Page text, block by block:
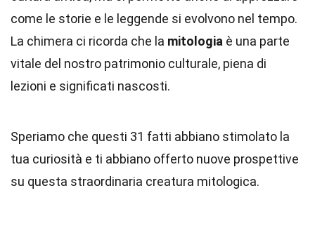
come le storie e le leggende si evolvono nel tempo.
La chimera ci ricorda che la mitologia è una parte
vitale del nostro patrimonio culturale, piena di
lezioni e significati nascosti.
Speriamo che questi 31 fatti abbiano stimolato la
tua curiosità e ti abbiano offerto nuove prospettive
su questa straordinaria creatura mitologica.